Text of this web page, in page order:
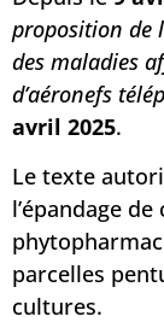
proposition de
des maladies
d’aéronefs
avril 2025.
Le texte
l’épandage
parcelles
cultures.